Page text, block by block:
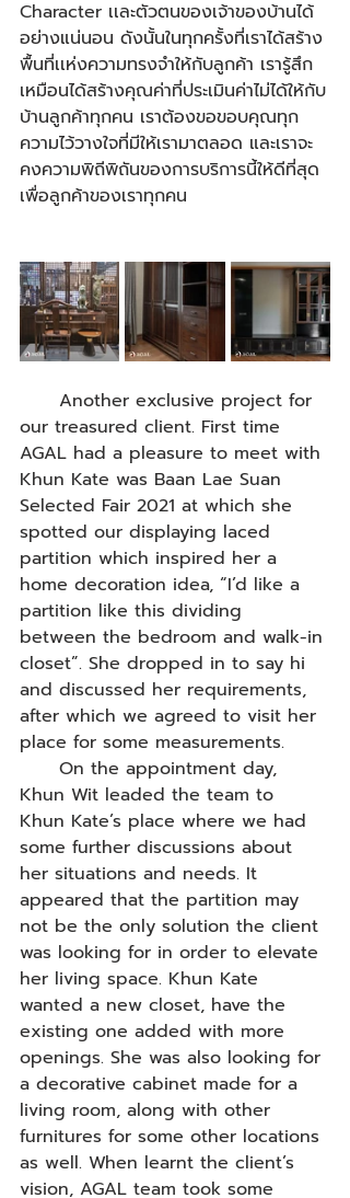
Character เเละตัวตนของเจ้าของบ้านได้
อย่างแน่นอน ดังนั้นในทุกครั้งที่เราได้สร้าง
พื้นที่เเห่งความทรงจำให้กับลูกค้า เรารู้สึก
เหมือนได้สร้างคุณค่าที่ประเมินค่าไม่ได้ให้กับ
บ้านลูกค้าทุกคน เราต้องขอขอบคุณทุก
ความไว้วางใจที่มีให้เรามาตลอด และเราจะ
คงความพิถีพิถันของการบริการนี้ให้ดีที่สุด
เพื่อลูกค้าของเราทุกคน
our treasured client. First time
AGAL had a pleasure to meet with
Khun Kate was Baan Lae Suan
Selected Fair 2021 at which she
spotted our displaying laced
partition which inspired her a
home decoration idea, “I’d like a
partition like this dividing
between the bedroom and walk-in
closet”. She dropped in to say hi
and discussed her requirements,
after which we agreed to visit her
place for some measurements.
Khun Wit leaded the team to
Khun Kate’s place where we had
some further discussions about
her situations and needs. It
appeared that the partition may
not be the only solution the client
was looking for in order to elevate
her living space. Khun Kate
wanted a new closet, have the
existing one added with more
openings. She was also looking for
a decorative cabinet made for a
living room, along with other
furnitures for some other locations
as well. When learnt the client’s
vision, AGAL team took some